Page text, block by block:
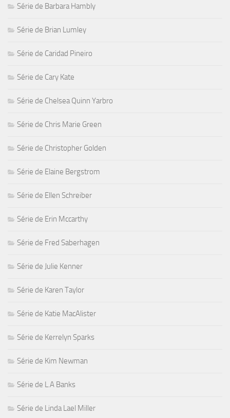
Série de Barbara Hambly
Série de Brian Lumley
Série de Caridad Pineiro
Série de Cary Kate
Série de Chelsea Quinn Yarbro
Série de Chris Marie Green
Série de Christopher Golden
Série de Elaine Bergstrom
Série de Ellen Schreiber
Série de Erin Mccarthy
Série de Fred Saberhagen
Série de Julie Kenner
Série de Karen Taylor
Série de Katie MacAlister
Série de Kerrelyn Sparks
Série de Kim Newman
Série de L.A Banks
Série de Linda Lael Miller